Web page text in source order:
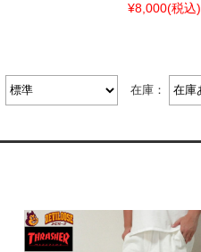
¥8,000(税込)
在庫：